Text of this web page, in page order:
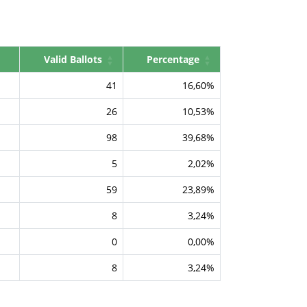
Valid Ballots
Percentage
41
16,60%
26
10,53%
98
39,68%
5
2,02%
59
23,89%
8
3,24%
0
0,00%
8
3,24%